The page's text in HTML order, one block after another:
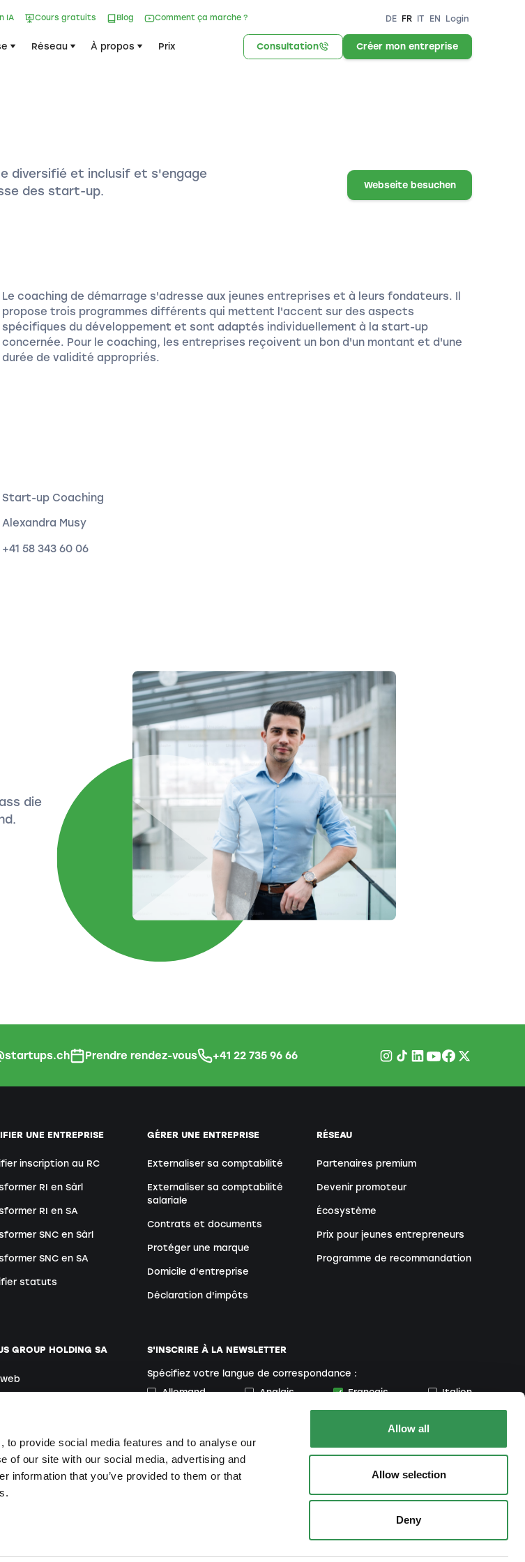
provide social media features and to analyse our
of our site with our social media, advertising and
information that you’ve provided to them or that
Allow all
Allow selection
Deny
IA Cours gratuits Blog Comment ça marche ? DE FR IT EN Login
Réseau À propos Prix Consultation Créer mon entreprise
diversifié et inclusif et s'engage
des start-up.
Webseite besuchen
Le coaching de démarrage s'adresse aux jeunes entreprises et à leurs fondateurs. Il
propose trois programmes différents qui mettent l'accent sur des aspects
spécifiques du développement et sont adaptés individuellement à la start-up
concernée. Pour le coaching, les entreprises reçoivent un bon d'un montant et d'une
durée de validité appropriés.
Start-up Coaching
Alexandra Musy
+41 58 343 60 06
die
Prendre rendez-vous +41 22 735 96 66
UNE ENTREPRISE
inscription au RC
RI en Sàrl
RI en SA
SNC en Sàrl
SNC en SA
statuts
GÉRER UNE ENTREPRISE
Externaliser sa comptabilité
Externaliser sa comptabilité
salariale
Contrats et documents
Protéger une marque
Domicile d'entreprise
Déclaration d'impôts
RÉSEAU
Partenaires premium
Devenir promoteur
Écosystème
Prix pour jeunes entrepreneurs
Programme de recommandation
GROUP HOLDING SA S'INSCRIRE À LA NEWSLETTER
Spécifiez votre langue de correspondance :
Allemand
Anglais Français Italien
En vous inscrivant, vous acceptez notrepolitique de confidentialité.